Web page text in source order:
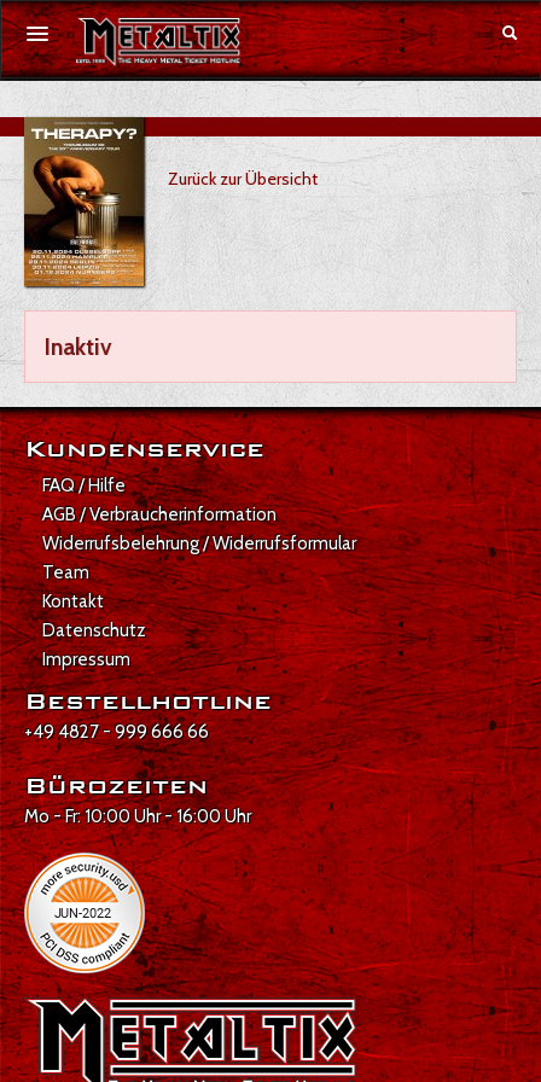
Konzerte
Festivals
Gutschein
Merchandise
DE
Anmelden
Zurück zur Übersicht
Inaktiv
Kundenservice
FAQ / Hilfe
AGB / Verbraucherinformation
Widerrufsbelehrung / Widerrufsformular
Team
Kontakt
Datenschutz
Impressum
Bestellhotline
+49 4827 - 999 666 66
Bürozeiten
Mo - Fr: 10:00 Uhr - 16:00 Uhr